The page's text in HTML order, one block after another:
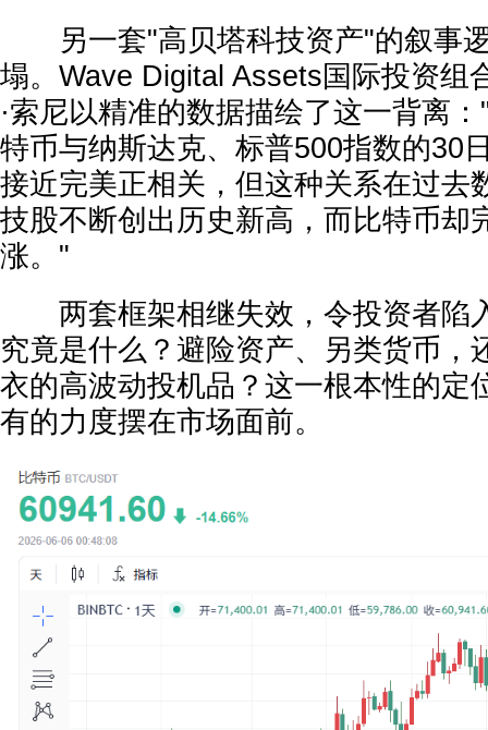
另一套"高贝塔科技资产"的叙事
塌。Wave Digital Assets国际投资组
·索尼以精准的数据描绘了这一背离
特币与纳斯达克、标普500指数的30
接近完美正相关，但这种关系在过去
技股不断创出历史新高，而比特币却
涨。"
两套框架相继失效，令投资者陷
究竟是什么？避险资产、另类货币，
衣的高波动投机品？这一根本性的定
有的力度摆在市场面前。